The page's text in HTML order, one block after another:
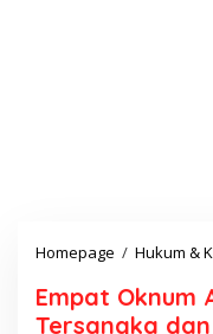
Homepage / Hukum &
Empat Oknum
Tersangka